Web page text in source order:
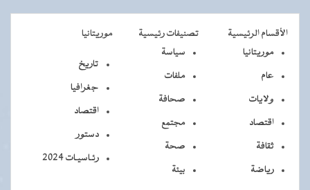
الأقسام الرئيسية تصنيفات رئيسية
موريتانيا
موريتانيا
عام
ولايات
اقتصاد
ثقافة
رياضة
سياسة
ملفات
صحافة
مجتمع
صحة
بيئة
تاريخ
جغرافيا
اقتصاد
دستور
رئـاسيـات 2024